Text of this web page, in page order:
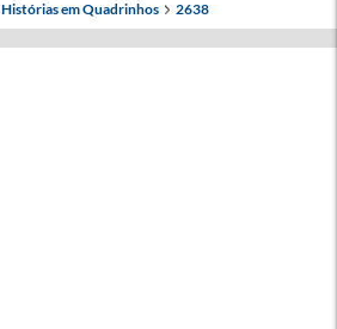
Histórias em Quadrinhos 2638